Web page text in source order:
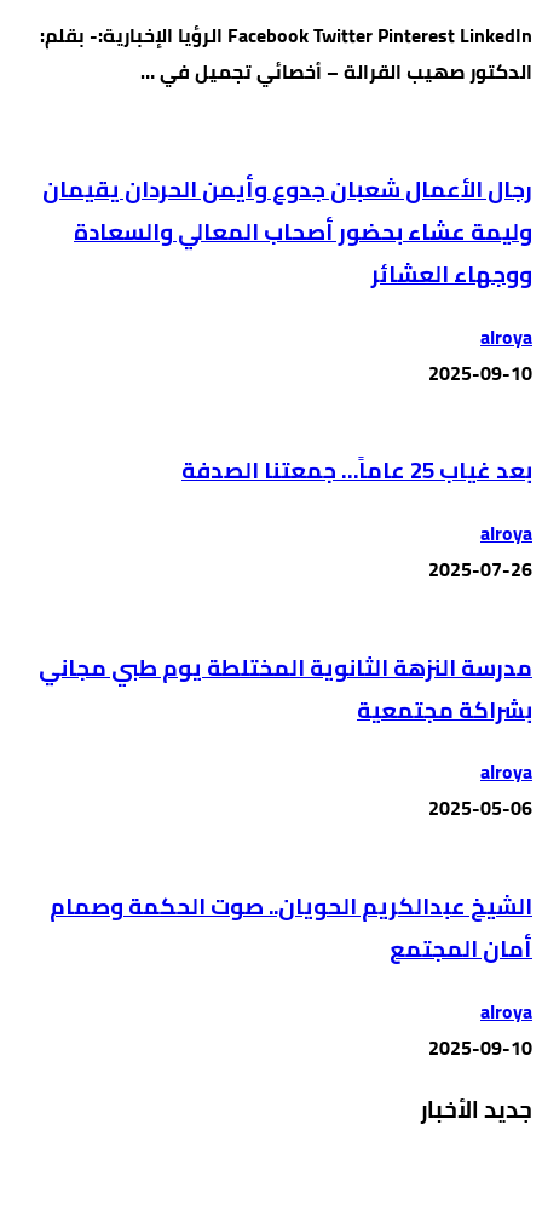
Facebook Twitter Pinterest LinkedIn الرؤيا الإخبارية:- بقلم:
الدكتور صهيب القرالة – أخصائي تجميل في …
رجال الأعمال شعبان جدوع وأيمن الحردان يقيمان
وليمة عشاء بحضور أصحاب المعالي والسعادة
ووجهاء العشائر
alroya
2025-09-10
بعد غياب 25 عاماً… جمعتنا الصدفة
alroya
2025-07-26
مدرسة النزهة الثانوية المختلطة يوم طبي مجاني
بشراكة مجتمعية
alroya
2025-05-06
الشيخ عبدالكريم الحويان.. صوت الحكمة وصمام
أمان المجتمع
alroya
2025-09-10
جديد الأخبار